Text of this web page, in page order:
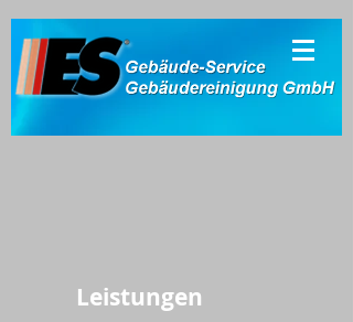
Leistungen